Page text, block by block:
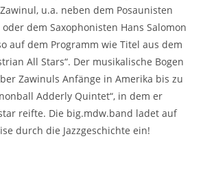
u.a. neben dem Posaunisten
dem Saxophonisten Hans Salomon
auf dem Programm wie Titel aus dem
All Stars“. Der musikalische Bogen
Zawinuls Anfänge in Amerika bis zu
Adderly Quintet“, in dem er
reifte. Die big.mdw.band ladet auf
durch die Jazzgeschichte ein!